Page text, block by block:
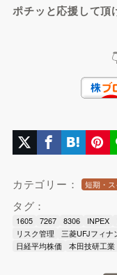
ポチッと応援して頂
カテゴリー： 短期・
タグ：
1605 7267 8306 INPEX
リスク管理
三菱UFJフィナ
日経平均株価
本田技研工業